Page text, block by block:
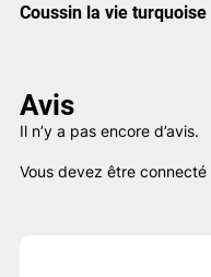
Coussin la vie turquoise
Avis
Il n’y a pas encore d’avis.
Vous devez être connecté